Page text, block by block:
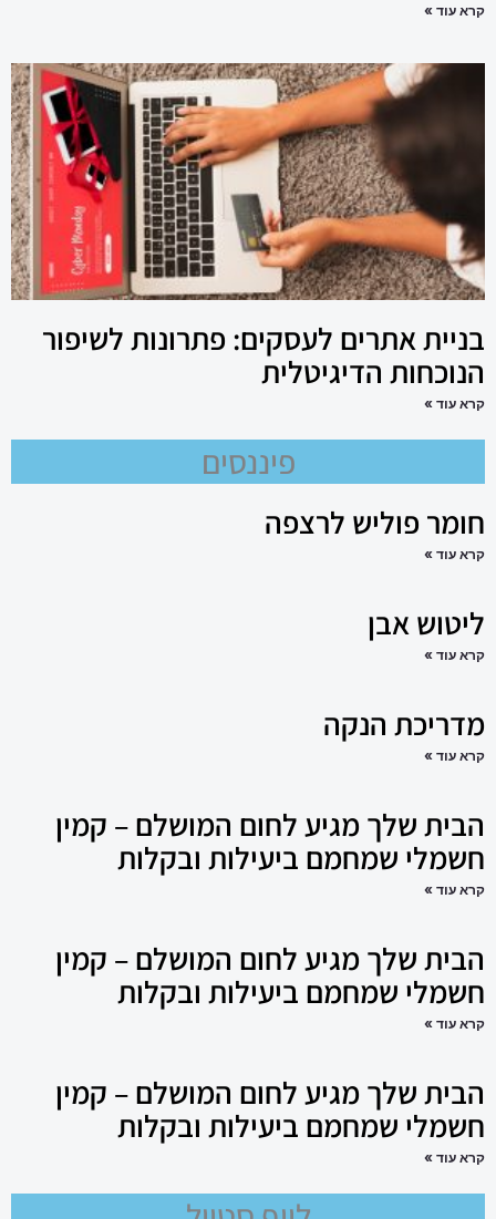
קרא עוד »
בניית אתרים לעסקים: פתרונות לשיפור
הנוכחות הדיגיטלית
קרא עוד »
פיננסים
חומר פוליש לרצפה
קרא עוד »
ליטוש אבן
קרא עוד »
מדריכת הנקה
קרא עוד »
הבית שלך מגיע לחום המושלם – קמין
חשמלי שמחמם ביעילות ובקלות
קרא עוד »
הבית שלך מגיע לחום המושלם – קמין
חשמלי שמחמם ביעילות ובקלות
קרא עוד »
הבית שלך מגיע לחום המושלם – קמין
חשמלי שמחמם ביעילות ובקלות
קרא עוד »